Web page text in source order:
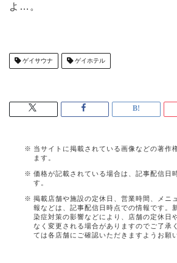
よ…。
ゲイサウナ ゲイホテル
当サイトに掲載されている画像などの著作
ます。
価格が記載されている場合は、記事配信日
す。
掲載店舗や施設の定休日、営業時間、メニ
報などは、記事配信日時点での情報です。
染症対策の影響などにより、店舗の定休日
なく変更される場合がありますのでご了承
ては各店舗にご確認いただきますようお願